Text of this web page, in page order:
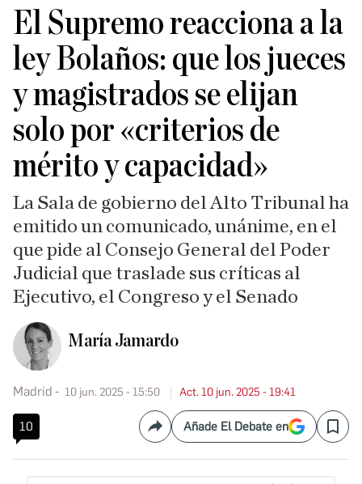
El Supremo reacciona a la
ley Bolaños: que los jueces
y magistrados se elijan
solo por «criterios de
mérito y capacidad»
La Sala de gobierno del Alto Tribunal ha
emitido un comunicado, unánime, en el
que pide al Consejo General del Poder
Judicial que traslade sus críticas al
Ejecutivo, el Congreso y el Senado
María Jamardo
Madrid 10 jun. 2025 - 15:50 Act. 10 jun. 2025 - 19:41
10 CompartirAñade El Debate en Save